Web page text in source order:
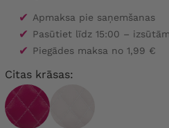
✔ Apmaksa pie saņemšanas
✔ Pasūtiet līdz 15:00 –
✔ Piegādes maksa no 1,99 €
Citas krāsas: